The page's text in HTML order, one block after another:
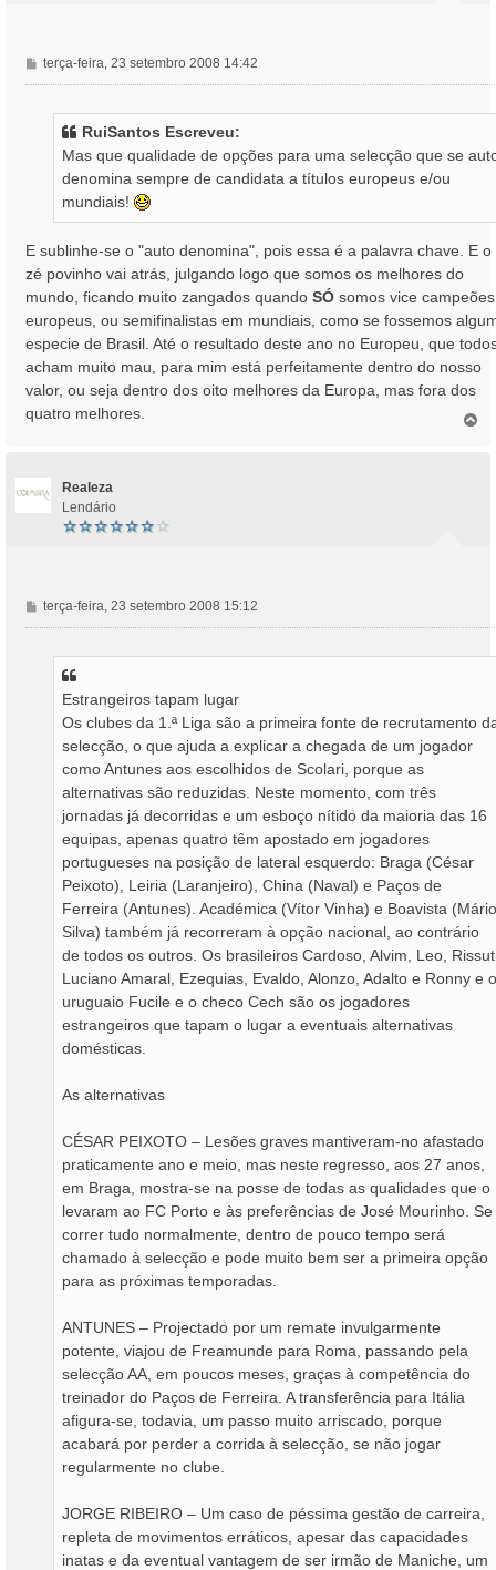
M
e
terça-feira, 23 setembro 2008 14:42
RuiSantos Escreveu:
Mas que qualidade de opções para uma selecção que se
denomina sempre de candidata a títulos europeus e/ou
mundiais!
E sublinhe-se o "auto denomina", pois essa é a palavra chave. E o
zé povinho vai atrás, julgando logo que somos os melhores do
mundo, ficando muito zangados quando SÓ somos vice campeões
europeus, ou semifinalistas em mundiais, como se fossemos
especie de Brasil. Até o resultado deste ano no Europeu, que
acham muito mau, para mim está perfeitamente dentro do nosso
valor, ou seja dentro dos oito melhores da Europa, mas fora dos
quatro melhores.
Realeza
Lendário
M
e
terça-feira, 23 setembro 2008 15:12
Estrangeiros tapam lugar
Os clubes da 1.ª Liga são a primeira fonte de recrutamento
selecção, o que ajuda a explicar a chegada de um jogador
como Antunes aos escolhidos de Scolari, porque as
alternativas são reduzidas. Neste momento, com três
jornadas já decorridas e um esboço nítido da maioria das 16
equipas, apenas quatro têm apostado em jogadores
portugueses na posição de lateral esquerdo: Braga (César
Peixoto), Leiria (Laranjeiro), China (Naval) e Paços de
Ferreira (Antunes). Académica (Vítor Vinha) e Boavista (Mário
Silva) também já recorreram à opção nacional, ao contrário
de todos os outros. Os brasileiros Cardoso, Alvim, Leo,
Luciano Amaral, Ezequias, Evaldo, Alonzo, Adalto e Ronny e o
uruguaio Fucile e o checo Cech são os jogadores
estrangeiros que tapam o lugar a eventuais alternativas
domésticas.
As alternativas
CÉSAR PEIXOTO – Lesões graves mantiveram-no afastado
praticamente ano e meio, mas neste regresso, aos 27 anos,
em Braga, mostra-se na posse de todas as qualidades que o
levaram ao FC Porto e às preferências de José Mourinho. Se
correr tudo normalmente, dentro de pouco tempo será
chamado à selecção e pode muito bem ser a primeira opção
para as próximas temporadas.
ANTUNES – Projectado por um remate invulgarmente
potente, viajou de Freamunde para Roma, passando pela
selecção AA, em poucos meses, graças à competência do
treinador do Paços de Ferreira. A transferência para Itália
afigura-se, todavia, um passo muito arriscado, porque
acabará por perder a corrida à selecção, se não jogar
regularmente no clube.
JORGE RIBEIRO – Um caso de péssima gestão de carreira,
repleta de movimentos erráticos, apesar das capacidades
inatas e da eventual vantagem de ser irmão de Maniche, um